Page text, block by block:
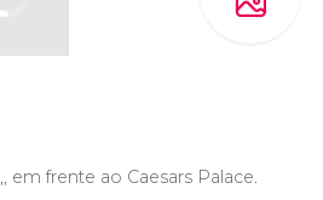
,, em frente ao Caesars Palace.